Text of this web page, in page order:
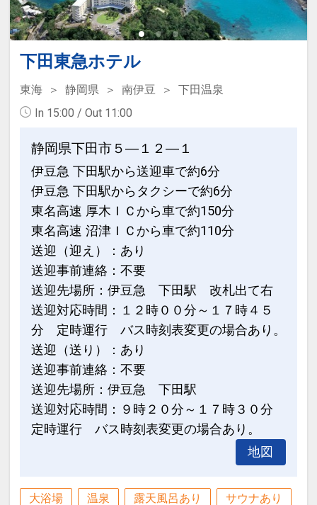
下田東急ホテル
東海 静岡県 南伊豆
下田温泉
In 15:00 / Out 11:00
静岡県下田市５―１２―１
伊豆急 下田駅から送迎車で約6分
伊豆急 下田駅からタクシーで約6分
東名高速 厚木ＩＣから車で約150分
東名高速 沼津ＩＣから車で約110分
送迎（迎え）：あり
送迎事前連絡：不要
送迎先場所：伊豆急 下田駅 改札出て右
送迎対応時間：１２時００分～１７時４５
分 定時運行 バス時刻表変更の場合あり。
送迎（送り）：あり
送迎事前連絡：不要
送迎先場所：伊豆急 下田駅
送迎対応時間：９時２０分～１７時３０分
定時運行 バス時刻表変更の場合あり。
地図
大浴場 温泉 露天風呂あり サウナあり